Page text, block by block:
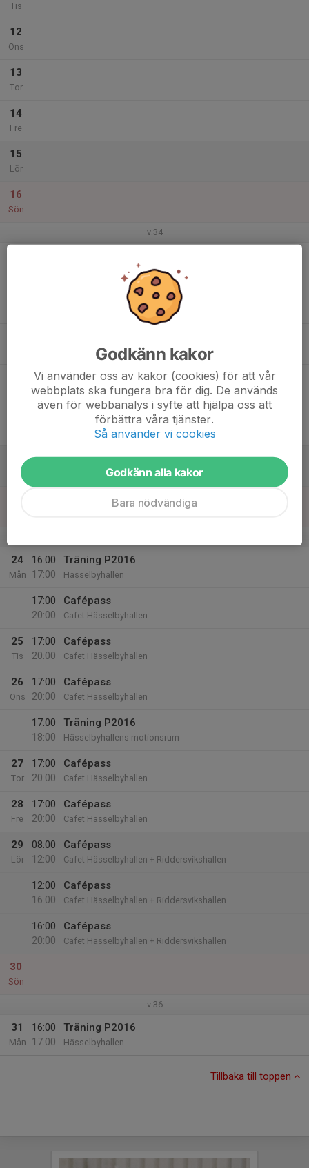
Tis
12
Ons
13
Tor
14
Fre
15
Lör
16
Sön
v.34
Hässelbyhallens motionsrum
Lör
24
Mån
16:00
17:00
Träning P2016
Hässelbyhallen
17:00
20:00
Cafépass
Cafet Hässelbyhallen
25
Tis
17:00
20:00
Cafépass
Cafet Hässelbyhallen
26
Ons
17:00
20:00
Cafépass
Cafet Hässelbyhallen
17:00
18:00
Träning P2016
Hässelbyhallens motionsrum
27
Tor
17:00
20:00
Cafépass
Cafet Hässelbyhallen
28
Fre
17:00
20:00
Cafépass
Cafet Hässelbyhallen
29
Lör
08:00
12:00
Cafépass
Cafet Hässelbyhallen + Riddersvikshallen
12:00
16:00
Cafépass
Cafet Hässelbyhallen + Riddersvikshallen
16:00
20:00
Cafépass
Cafet Hässelbyhallen + Riddersvikshallen
30
Sön
v.36
31
Mån
16:00
17:00
Träning P2016
Hässelbyhallen
Tillbaka till toppen
Godkänn kakor
Vi använder oss av kakor (cookies) för att vår
webbplats ska fungera bra för dig. De används
även för webbanalys i syfte att hjälpa oss att
förbättra våra tjänster.
Så använder vi cookies
Godkänn alla kakor
Bara nödvändiga